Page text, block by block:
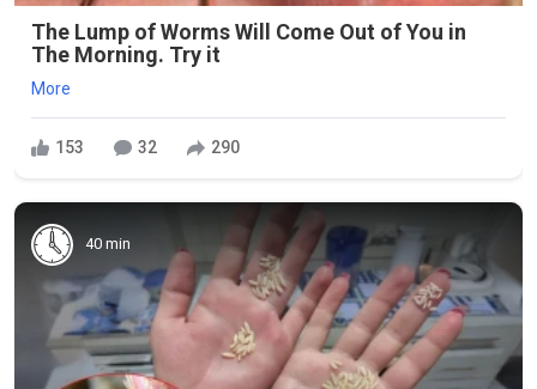
The Lump of Worms Will Come Out of You in
The Morning. Try it
More
153 32 290
40 min